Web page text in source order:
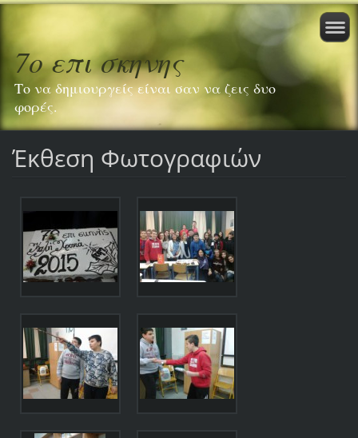
7ο επι σκηνης
Το να δημιουργείς είναι σαν να ζεις δυο
φορές.
Έκθεση Φωτογραφιών